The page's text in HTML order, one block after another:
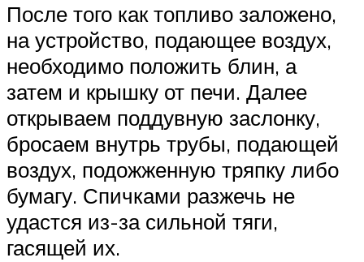
После того как топливо заложено,
на устройство, подающее воздух,
необходимо положить блин, а
затем и крышку от печи. Далее
открываем поддувную заслонку,
бросаем внутрь трубы, подающей
воздух, подожженную тряпку либо
бумагу. Спичками разжечь не
удастся из-за сильной тяги,
гасящей их.